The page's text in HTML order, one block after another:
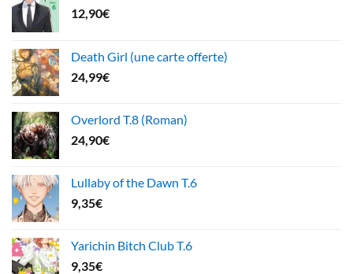
12,90€
Death Girl (une carte offerte)
24,99€
Overlord T.8 (Roman)
24,90€
Lullaby of the Dawn T.6
9,35€
Yarichin Bitch Club T.6
9,35€